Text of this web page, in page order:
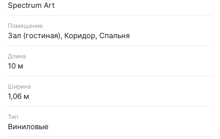
Spectrum Art
Помещение
Зал (гостиная), Коридор, Спальня
Длина
10 м
Ширина
1,06 м
Тип
Виниловые